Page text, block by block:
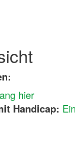
hier
Handicap: